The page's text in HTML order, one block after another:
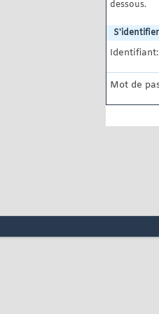
dessous.
S'identifier
Identifiant:
Mot de